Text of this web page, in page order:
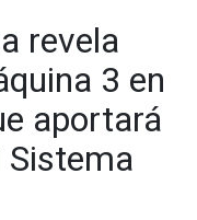
revela
3 en
aportará
Sistema